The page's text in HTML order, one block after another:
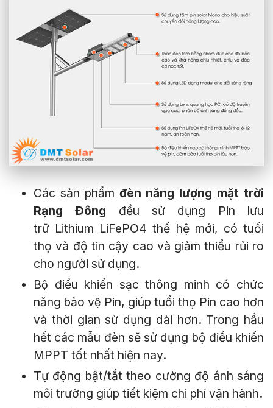
Các sản phẩm đèn năng lượng mặt trời
Rạng Đông đều sử dụng Pin lưu
trữ Lithium LiFePO4 thế hệ mới, có tuổi
thọ và độ tin cậy cao và giảm thiểu rủi ro
cho người sử dụng.
Bộ điều khiển sạc thông minh có chức
năng bảo vệ Pin, giúp tuổi thọ Pin cao hơn
và thời gian sử dụng dài hơn. Trong hầu
hết các mẫu đèn sẽ sử dụng bộ điều khiển
MPPT tốt nhất hiện nay.
Tự động bật/tắt theo cường độ ánh sáng
môi trường giúp tiết kiệm chi phí vận hành.